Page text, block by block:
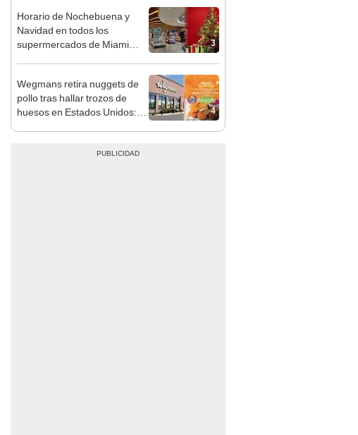
3
Horario de Nochebuena y
Navidad en todos los
supermercados de Miami
4
Wegmans retira nuggets de
pollo tras hallar trozos de
huesos en Estados Unidos: